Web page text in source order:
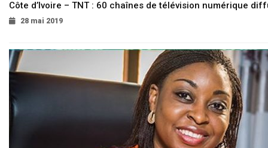
Côte d’Ivoire – TNT : 60 chaînes de télévision numérique
28 mai 2019